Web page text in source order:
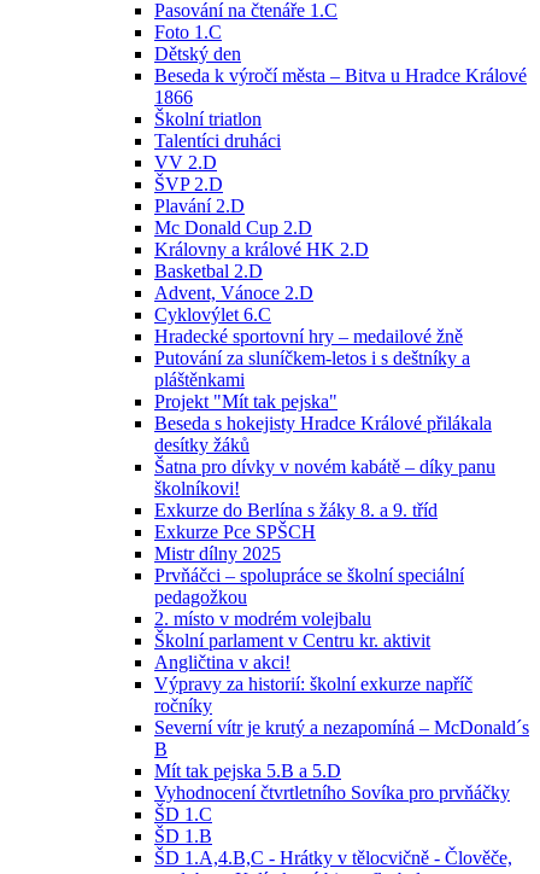
Pasování na čtenáře 1.C
Foto 1.C
Dětský den
Beseda k výročí města – Bitva u Hradce Králové
1866
Školní triatlon
Talentíci druháci
VV 2.D
ŠVP 2.D
Plavání 2.D
Mc Donald Cup 2.D
Královny a králové HK 2.D
Basketbal 2.D
Advent, Vánoce 2.D
Cyklovýlet 6.C
Hradecké sportovní hry – medailové žně
Putování za sluníčkem-letos i s deštníky a
pláštěnkami
Projekt "Mít tak pejska"
Beseda s hokejisty Hradce Králové přilákala
desítky žáků
Šatna pro dívky v novém kabátě – díky panu
školníkovi!
Exkurze do Berlína s žáky 8. a 9. tříd
Exkurze Pce SPŠCH
Mistr dílny 2025
Prvňáčci – spolupráce se školní speciální
pedagožkou
2. místo v modrém volejbalu
Školní parlament v Centru kr. aktivit
Angličtina v akci!
Výpravy za historií: školní exkurze napříč
ročníky
Severní vítr je krutý a nezapomíná – McDonald´s
B
Mít tak pejska 5.B a 5.D
Vyhodnocení čtvrtletního Sovíka pro prvňáčky
ŠD 1.C
ŠD 1.B
ŠD 1.A,4.B,C - Hrátky v tělocvičně - Člověče,